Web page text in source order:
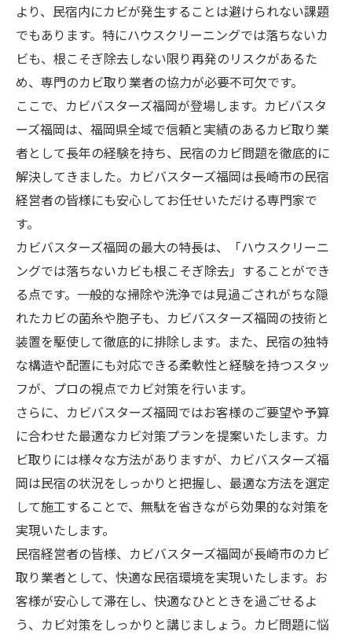
より、民宿内にカビが発生することは避けられない課題
でもあります。特にハウスクリーニングでは落ちないカ
ビも、根こそぎ除去しない限り再発のリスクがあるた
め、専門のカビ取り業者の協力が必要不可欠です。
ここで、カビバスターズ福岡が登場します。カビバスタ
ーズ福岡は、福岡県全域で信頼と実績のあるカビ取り業
者として長年の経験を持ち、民宿のカビ問題を徹底的に
解決してきました。カビバスターズ福岡は長崎市の民宿
経営者の皆様にも安心してお任せいただける専門家で
す。
カビバスターズ福岡の最大の特長は、「ハウスクリーニ
ングでは落ちないカビも根こそぎ除去」することができ
る点です。一般的な掃除や洗浄では見過ごされがちな隠
れたカビの菌糸や胞子も、カビバスターズ福岡の技術と
装置を駆使して徹底的に排除します。また、民宿の独特
な構造や配置にも対応できる柔軟性と経験を持つスタッ
フが、プロの視点でカビ対策を行います。
さらに、カビバスターズ福岡ではお客様のご要望や予算
に合わせた最適なカビ対策プランを提案いたします。カ
ビ取りには様々な方法がありますが、カビバスターズ福
岡は民宿の状況をしっかりと把握し、最適な方法を選定
して施工することで、無駄を省きながら効果的な対策を
実現いたします。
民宿経営者の皆様、カビバスターズ福岡が長崎市のカビ
取り業者として、快適な民宿環境を実現いたします。お
客様が安心して滞在し、快適なひとときを過ごせるよ
う、カビ対策をしっかりと講じましょう。カビ問題に悩